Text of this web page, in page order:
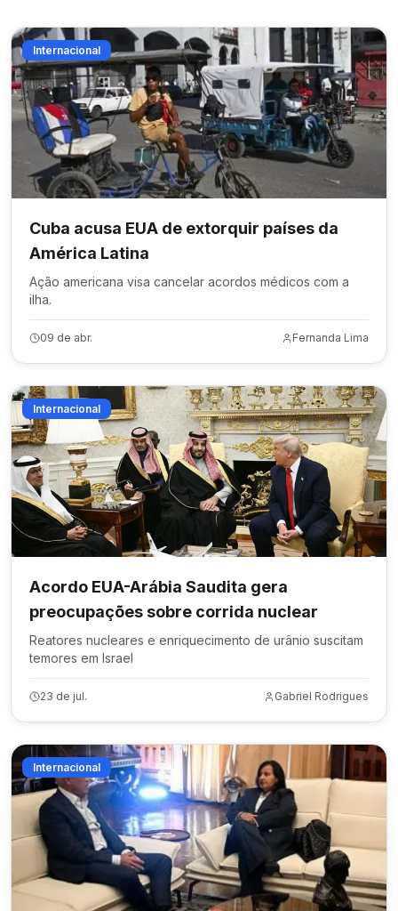
Internacional
Cuba acusa EUA de extorquir países da
América Latina
Ação americana visa cancelar acordos médicos com a
ilha.
09 de abr. Fernanda Lima
Internacional
Acordo EUA-Arábia Saudita gera
preocupações sobre corrida nuclear
Reatores nucleares e enriquecimento de urânio suscitam
temores em Israel
23 de jul. Gabriel Rodrigues
Internacional